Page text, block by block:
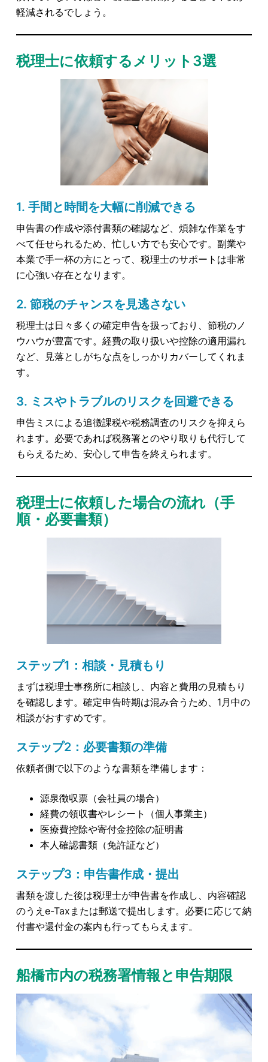
軽減されるでしょう。
税理士に依頼するメリット3選
1. 手間と時間を大幅に削減できる
申告書の作成や添付書類の確認など、煩雑な作業をす
べて任せられるため、忙しい方でも安心です。副業や
本業で手一杯の方にとって、税理士のサポートは非常
に心強い存在となります。
2. 節税のチャンスを見逃さない
税理士は日々多くの確定申告を扱っており、節税のノ
ウハウが豊富です。経費の取り扱いや控除の適用漏れ
など、見落としがちな点をしっかりカバーしてくれま
す。
3. ミスやトラブルのリスクを回避できる
申告ミスによる追徴課税や税務調査のリスクを抑えら
れます。必要であれば税務署とのやり取りも代行して
もらえるため、安心して申告を終えられます。
税理士に依頼した場合の流れ（手
順・必要書類）
ステップ1：相談・見積もり
まずは税理士事務所に相談し、内容と費用の見積もり
を確認します。確定申告時期は混み合うため、1月中の
相談がおすすめです。
ステップ2：必要書類の準備
依頼者側で以下のような書類を準備します：
源泉徴収票（会社員の場合）
経費の領収書やレシート（個人事業主）
医療費控除や寄付金控除の証明書
本人確認書類（免許証など）
ステップ3：申告書作成・提出
書類を渡した後は税理士が申告書を作成し、内容確認
のうえe-Taxまたは郵送で提出します。必要に応じて納
付書や還付金の案内も行ってもらえます。
船橋市内の税務署情報と申告期限